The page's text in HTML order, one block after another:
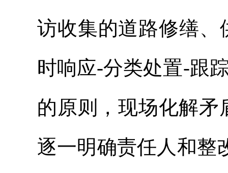
访收集的道路修缮、
时响应-分类处置-跟
的原则，现场化解
逐一明确责任人和整